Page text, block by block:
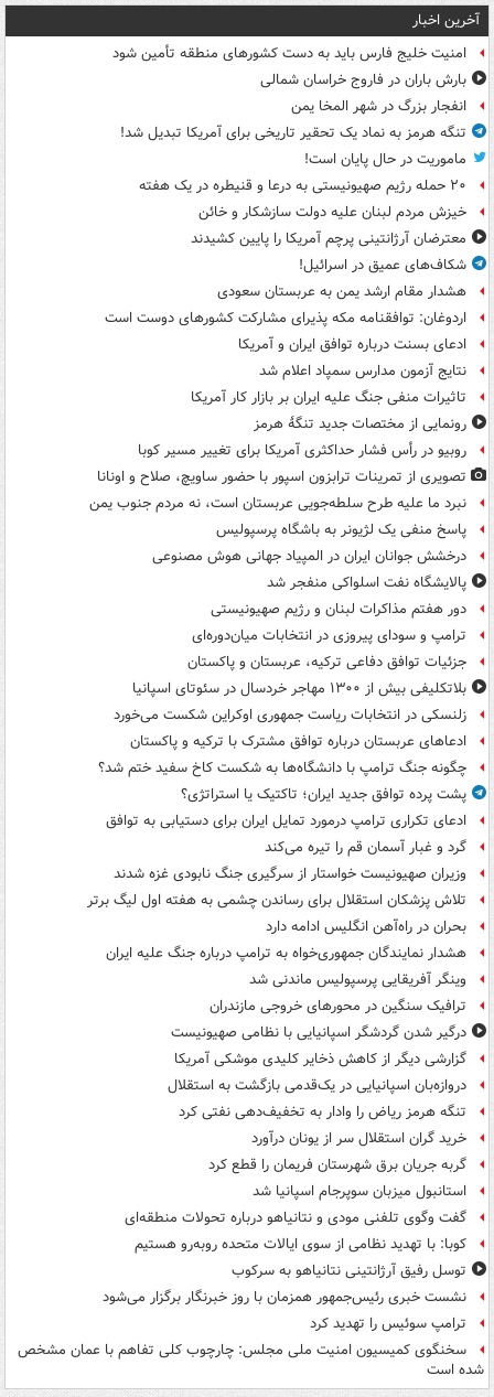
آخرین اخبار
امنیت خلیج فارس باید به دست کشورهای منطقه تأمین شود
بارش باران در فاروج خراسان شمالی
انفجار بزرگ در شهر المخا یمن
تنگه هرمز به نماد یک تحقیر تاریخی برای آمریکا تبدیل شد!
ماموریت در حال پایان است!
۲۰ حمله رژیم صهیونیستی به درعا و قنیطره در یک هفته
خیزش مردم لبنان علیه دولت سازشکار و خائن
معترضان آرژانتینی پرچم آمریکا را پایین کشیدند
شکاف‌های عمیق در اسرائیل!
هشدار مقام ارشد یمن به عربستان سعودی
اردوغان: توافقنامه مکه پذیرای مشارکت کشورهای دوست است
ادعای بسنت درباره توافق ایران و آمریکا
نتایج آزمون مدارس سمپاد اعلام شد
تاثیرات منفی جنگ علیه ایران بر بازار کار آمریکا
رونمایی از مختصات جدید تنگۀ هرمز
روبیو در رأس فشار حداکثری آمریکا برای تغییر مسیر کوبا
تصویری از تمرینات ترابزون اسپور با حضور ساویچ، صلاح و اونانا
نبرد ما علیه طرح سلطه‌جویی عربستان است، نه مردم جنوب یمن
پاسخ منفی یک لژیونر به باشگاه پرسپولیس
درخشش جوانان ایران در المپیاد جهانی هوش مصنوعی
پالایشگاه نفت اسلواکی منفجر شد
دور هفتم مذاکرات لبنان و رژیم صهیونیستی
ترامپ و سودای پیروزی در انتخابات میان‌دوره‌ای
جزئیات توافق دفاعی ترکیه، عربستان و پاکستان
بلاتکلیفی بیش از ۱۳۰۰ مهاجر خردسال در سئوتای اسپانیا
زلنسکی در انتخابات ریاست جمهوری اوکراین شکست می‌خورد
ادعاهای عربستان درباره توافق مشترک با ترکیه و پاکستان
چگونه جنگ ترامپ با دانشگاه‌ها به شکست کاخ سفید ختم شد؟
پشت پرده توافق جدید ایران؛ تاکتیک یا استراتژی؟
ادعای تکراری ترامپ درمورد تمایل ایران برای دستیابی به توافق
گرد و غبار آسمان قم را تیره می‌کند
وزیران صهیونیست خواستار از سرگیری جنگ نابودی غزه شدند
تلاش پزشکان استقلال برای رساندن چشمی به هفته اول لیگ برتر
بحران در راه‌آهن انگلیس ادامه دارد
هشدار نمایندگان جمهوری‌خواه به ترامپ درباره جنگ علیه ایران
وینگر آفریقایی پرسپولیس ماندنی شد
ترافیک سنگین در محورهای خروجی مازندران
درگیر شدن گردشگر اسپانیایی با نظامی صهیونیست
گزارشی دیگر از کاهش ذخایر کلیدی موشکی آمریکا
دروازه‌بان اسپانیایی در یک‌قدمی بازگشت به استقلال
تنگه هرمز ریاض را وادار به تخفیف‌دهی نفتی کرد
خرید گران استقلال سر از یونان درآورد
گربه جریان برق شهرستان فریمان را قطع کرد
استانبول میزبان سوپرجام اسپانیا شد
گفت وگوی تلفنی مودی و نتانیاهو درباره تحولات منطقه‌ای
کوبا: با تهدید نظامی از سوی ایالات متحده روبه‌رو هستیم
توسل رفیق آرژانتینی نتانیاهو به سرکوب
نشست خبری رئیس‌جمهور همزمان با روز خبرنگار برگزار می‌شود
ترامپ سوئیس را تهدید کرد
سخنگوی کمیسیون امنیت ملی مجلس: چارچوب کلی تفاهم با عمان مشخص
شده است